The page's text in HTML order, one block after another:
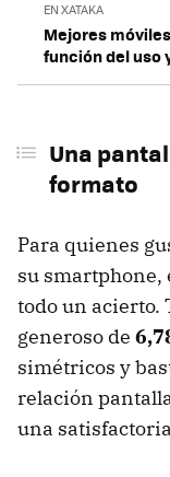
EN XATAKA
Mejores
función del uso
Una
formato
Para quienes
su smartphone,
todo un acierto.
generoso de
simétricos y
relación
una